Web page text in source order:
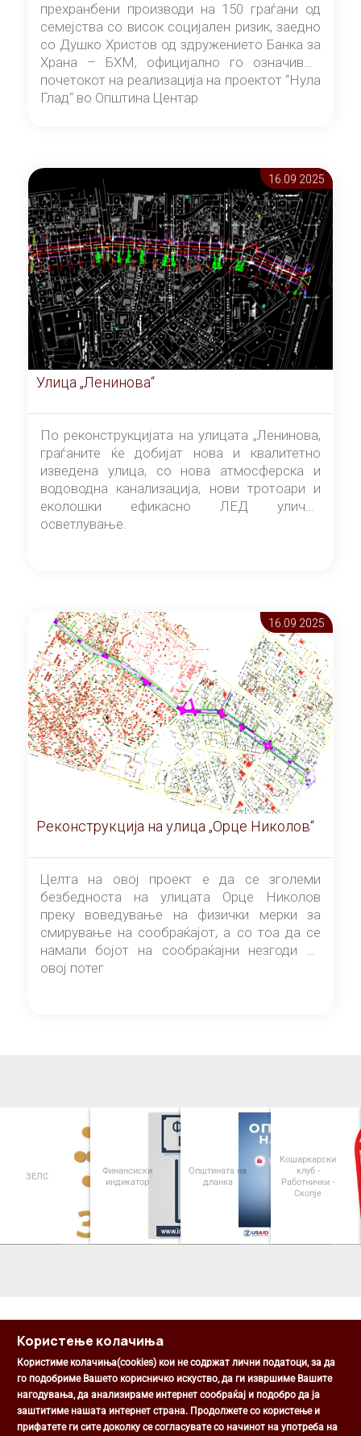
прехранбени производи на 150 граѓани од
семејства со висок социјален ризик, заедно
со Душко Христов од здружението Банка за
Храна – БХМ, официјално го означивме
почетокот на реализација на проектот “Нула
Глад“ во Општина Центар
16.09 2025
Улица „Ленинова“
По реконструкцијата на улицата „Ленинова,
граѓаните ќе добијат нова и квалитетно
изведена улица, со нова атмосферска и
водоводна канализација, нови тротоари и
еколошки ефикасно ЛЕД улично
осветлување.
16.09 2025
Реконструкција на улица „Орце Николов“
Целта на овој проект е да се зголеми
безбедноста на улицата Орце Николов
преку воведување на физички мерки за
смирување на сообраќајот, а со тоа да се
намали бојот на сообраќајни незгоди на
овој потег
ЗЕЛС
Финансиски
индикатор
Општината на
дланка
Кошаркарски
клуб -
Работнички -
Скопје
Општина Центар
Михаил Цоков бр. 1, Скопје
Користење колачиња
Користиме колачиња(cookies) кои не содржат лични податоци, за да
го подобриме Вашето корисничко искуство, да ги извршиме Вашите
нагодувања, да анализираме интернет сообраќај и подобро да ја
заштитиме нашата интернет страна. Продолжете со користење и
прифатете ги сите доколку се согласувате со начинот на употреба на